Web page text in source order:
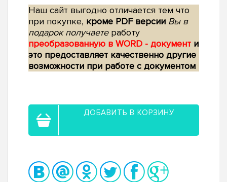
Наш сайт выгодно отличается тем что
при покупке, кроме PDF версии Вы в
подарок получаетеработу
преобразованную в WORD - документ и
это предоставляет качественно другие
возможности при работе с документом
ДОБАВИТЬ В КОРЗИНУ